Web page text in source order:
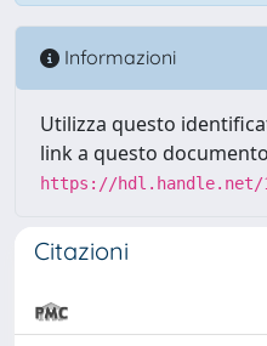
Informazioni
Utilizza questo
link a questo
https://hdl.handle.net/
Citazioni